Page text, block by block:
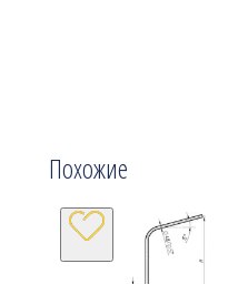
Похожие